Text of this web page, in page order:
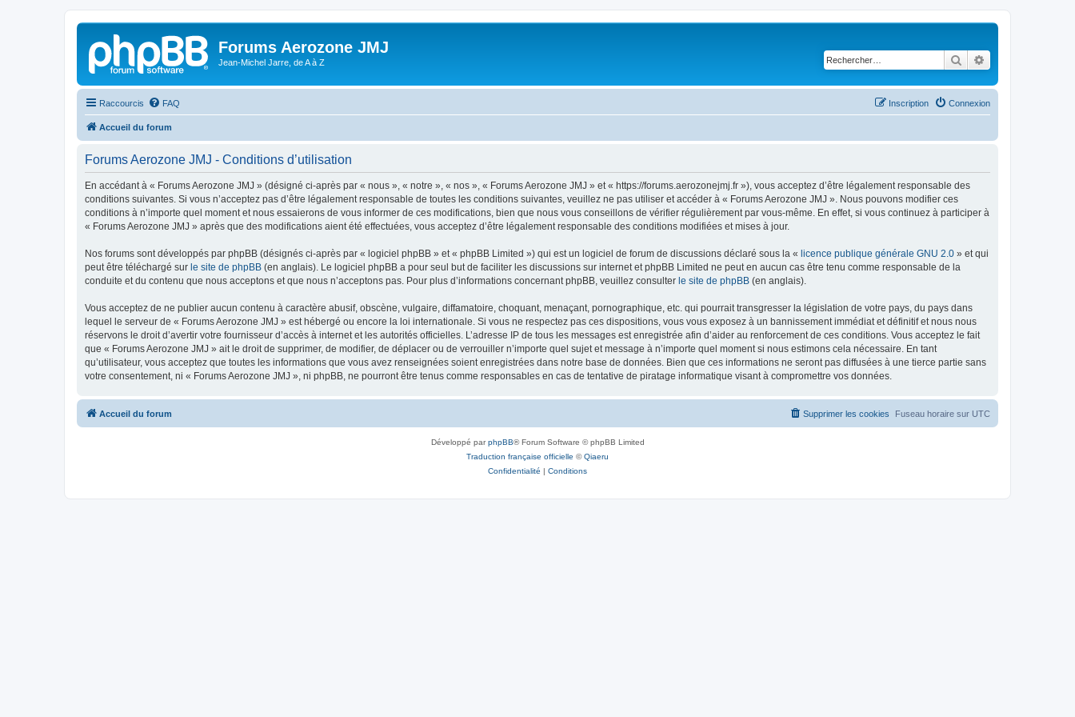
Forums Aerozone JMJ
Jean-Michel Jarre, de A à Z Rechercher
Raccourcis FAQ Connexion
Inscription
Accueil du forum
Forums Aerozone JMJ - Conditions d’utilisation
En accédant à « Forums Aerozone JMJ » (désigné ci-après par « nous », « notre », « nos », « Forums Aerozone JMJ » et « https://forums.aerozonejmj.fr »), vous acceptez d’être légalement responsable des
conditions suivantes. Si vous n’acceptez pas d’être légalement responsable de toutes les conditions suivantes, veuillez ne pas utiliser et accéder à « Forums Aerozone JMJ ». Nous pouvons modifier ces
conditions à n’importe quel moment et nous essaierons de vous informer de ces modifications, bien que nous vous conseillons de vérifier régulièrement par vous-même. En effet, si vous continuez à participer à
« Forums Aerozone JMJ » après que des modifications aient été effectuées, vous acceptez d’être légalement responsable des conditions modifiées et mises à jour.
Nos forums sont développés par phpBB (désignés ci-après par « logiciel phpBB » et « phpBB Limited ») qui est un logiciel de forum de discussions déclaré sous la « licence publique générale GNU 2.0 » et qui
peut être téléchargé sur le site de phpBB (en anglais). Le logiciel phpBB a pour seul but de faciliter les discussions sur internet et phpBB Limited ne peut en aucun cas être tenu comme responsable de la
conduite et du contenu que nous acceptons et que nous n’acceptons pas. Pour plus d’informations concernant phpBB, veuillez consulter le site de phpBB (en anglais).
Vous acceptez de ne publier aucun contenu à caractère abusif, obscène, vulgaire, diffamatoire, choquant, menaçant, pornographique, etc. qui pourrait transgresser la législation de votre pays, du pays dans
lequel le serveur de « Forums Aerozone JMJ » est hébergé ou encore la loi internationale. Si vous ne respectez pas ces dispositions, vous vous exposez à un bannissement immédiat et définitif et nous nous
réservons le droit d’avertir votre fournisseur d’accès à internet et les autorités officielles. L’adresse IP de tous les messages est enregistrée afin d’aider au renforcement de ces conditions. Vous acceptez le fait
que « Forums Aerozone JMJ » ait le droit de supprimer, de modifier, de déplacer ou de verrouiller n’importe quel sujet et message à n’importe quel moment si nous estimons cela nécessaire. En tant
qu’utilisateur, vous acceptez que toutes les informations que vous avez renseignées soient enregistrées dans notre base de données. Bien que ces informations ne seront pas diffusées à une tierce partie sans
votre consentement, ni « Forums Aerozone JMJ », ni phpBB, ne pourront être tenus comme responsables en cas de tentative de piratage informatique visant à compromettre vos données.
Accueil du forum Fuseau horaire sur UTC
Supprimer les cookies
Développé parphpBB® Forum Software © phpBB Limited
Traduction française officielle ©Qiaeru
Confidentialité | Conditions